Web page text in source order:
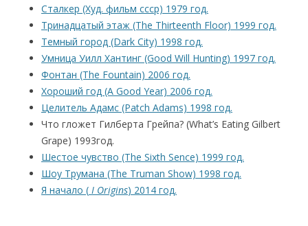
Сталкер (Худ. фильм ссср) 1979 год.
Тринадцатый этаж (The Thirteenth Floor) 1999 год.
Темный город (Dark City) 1998 год.
Умница Уилл Хантинг (Good Will Hunting) 1997 год.
Фонтан (The Fountain) 2006 год.
Хороший год (A Good Year) 2006 год.
Целитель Адамс (Patch Adams) 1998 год.
Что гложет Гилберта Грейпа? (What’s Eating Gilbert
Grape) 1993год.
Шестое чувство (The Sixth Sence) 1999 год.
Шоу Трумана (The Truman Show) 1998 год.
Я начало ( I Origins) 2014 год.